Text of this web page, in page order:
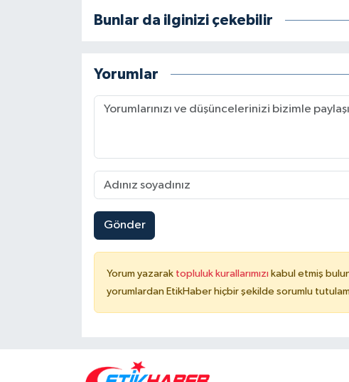
Bunlar da ilginizi çekebilir
Yorumlar
Gönder
Yorum yazarak topluluk kurallarımızı kabul etmiş
yorumlardan EtikHaber hiçbir şekilde sorumlu